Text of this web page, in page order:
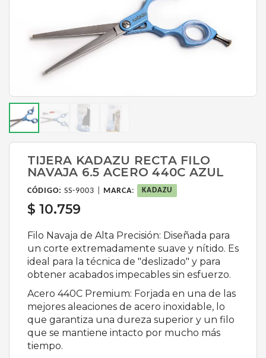
TIJERA KADAZU RECTA FILO
NAVAJA 6.5 ACERO 440C AZUL
CÓDIGO: SS-9003 | MARCA: KADAZU
$ 10.759
Filo Navaja de Alta Precisión: Diseñada para
un corte extremadamente suave y nítido. Es
ideal para la técnica de "deslizado" y para
obtener acabados impecables sin esfuerzo.
Acero 440C Premium: Forjada en una de las
mejores aleaciones de acero inoxidable, lo
que garantiza una dureza superior y un filo
que se mantiene intacto por mucho más
tiempo.